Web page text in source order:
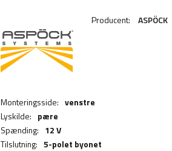
Producent: ASPÖCK
Monteringsside: venstre
Lyskilde: pære
Spænding: 12 V
Tilslutning: 5-polet byonet